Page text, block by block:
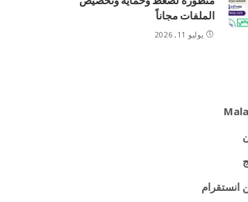
الملفات مجاناً
يوليو 11, 2026
انستقرام